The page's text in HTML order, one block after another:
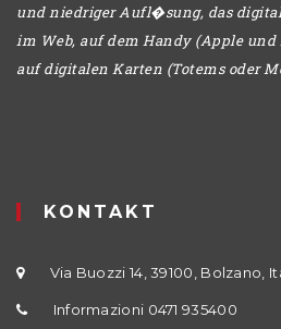
und niedriger Aufl�sung, das
im Web, auf dem Handy (Apple
auf digitalen Karten (Totems oder
KONTAKT
Via Buozzi 14, 39100, Bolzano,
Informazioni 0471 935400